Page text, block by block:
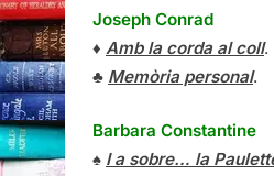
Joseph Conrad
♦ Amb la corda al coll.
♣ Memòria personal.
Barbara Constantine
♠ I a sobre… la